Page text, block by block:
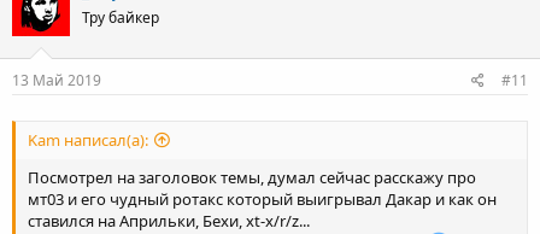
i
o
n
s
Тру байкер
13 Май 2019 #11
Kam написал(а):
Посмотрел на заголовок темы, думал сейчас расскажу про
мт03 и его чудный ротакс который выигрывал Дакар и как он
ставился на Априльки, Бехи, xt-x/r/z...